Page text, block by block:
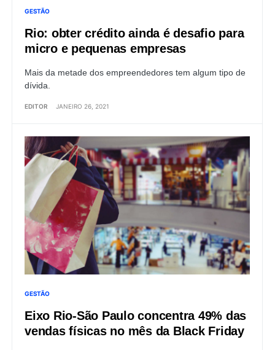
GESTÃO
Rio: obter crédito ainda é desafio para
micro e pequenas empresas
Mais da metade dos empreendedores tem algum tipo de
dívida.
EDITOR JANEIRO 26, 2021
GESTÃO
Eixo Rio-São Paulo concentra 49% das
vendas físicas no mês da Black Friday